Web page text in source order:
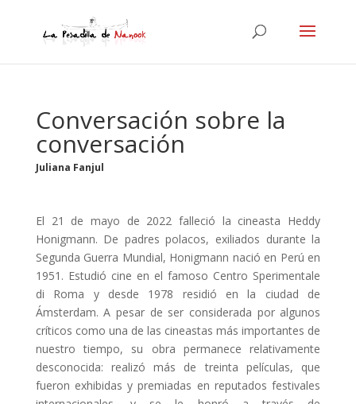
Conversación sobre la
conversación
Juliana Fanjul
El 21 de mayo de 2022 falleció la cineasta Heddy
Honigmann. De padres polacos, exiliados durante la
Segunda Guerra Mundial, Honigmann nació en Perú en
1951. Estudió cine en el famoso Centro Sperimentale
di Roma y desde 1978 residió en la ciudad de
Ámsterdam. A pesar de ser considerada por algunos
críticos como una de las cineastas más importantes de
nuestro tiempo, su obra permanece relativamente
desconocida: realizó más de treinta películas, que
fueron exhibidas y premiadas en reputados festivales